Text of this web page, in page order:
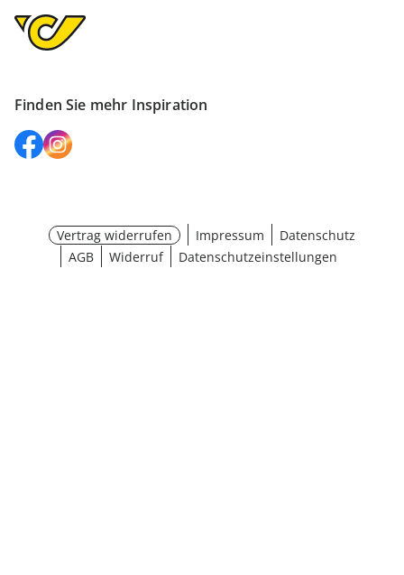
Finden Sie mehr Inspiration
Vertrag widerrufen Impressum
Datenschutz
AGB
Widerruf Datenschutzeinstellungen